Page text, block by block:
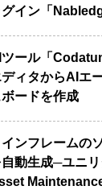
グイン「
ツール「
ディタからAIエ
ボードを作成
インフレームの
自動生成─ユニ
Maintenance